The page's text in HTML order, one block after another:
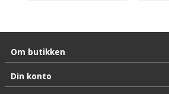
Om butikken
Din konto